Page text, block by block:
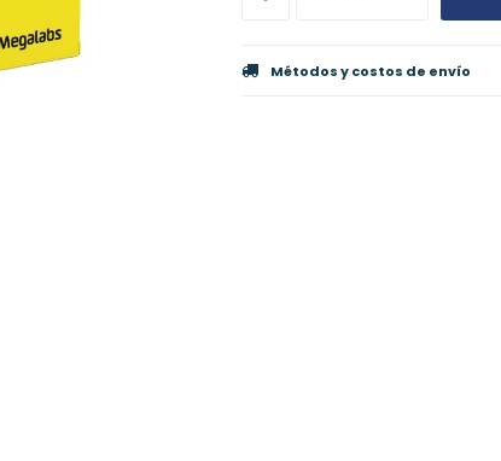
Métodos y costos de envío